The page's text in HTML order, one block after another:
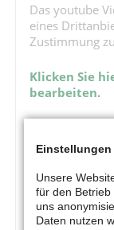
Das youtube
eines
Zustimmung
Klicken Sie
bearbeiten.
Einstellungen
Unsere
für den
uns
Daten nutzen